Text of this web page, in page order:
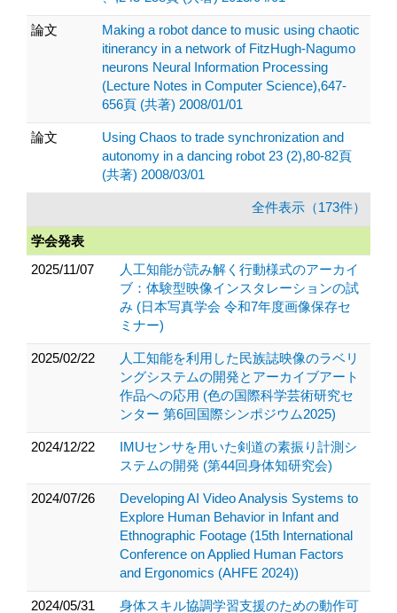
論文
Making a robot dance to music using chaotic
itinerancy in a network of FitzHugh-Nagumo
neurons Neural Information Processing
(Lecture Notes in Computer Science),647-
656頁 (共著) 2008/01/01
論文
Using Chaos to trade synchronization and
autonomy in a dancing robot 23 (2),80-82頁
(共著) 2008/03/01
全件表示（173件）
学会発表
2025/11/07
人工知能が読み解く行動様式のアーカイ
ブ：体験型映像インスタレーションの試
み (日本写真学会 令和7年度画像保存セ
ミナー)
2025/02/22
人工知能を利用した民族誌映像のラベリ
ングシステムの開発とアーカイブアート
作品への応用 (色の国際科学芸術研究セ
ンター 第6回国際シンポジウム2025)
2024/12/22
IMUセンサを用いた剣道の素振り計測シ
ステムの開発 (第44回身体知研究会)
2024/07/26
Developing AI Video Analysis Systems to
Explore Human Behavior in Infant and
Ethnographic Footage (15th International
Conference on Applied Human Factors
and Ergonomics (AHFE 2024))
2024/05/31 身体スキル協調学習支援のための動作可